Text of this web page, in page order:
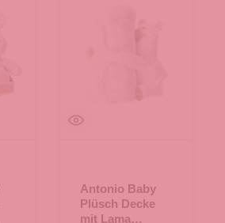
Antonio Baby
Plüsch Decke
mit Lama